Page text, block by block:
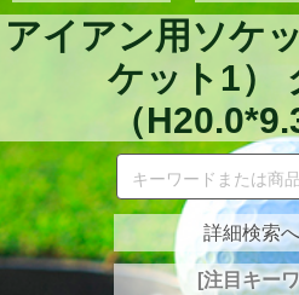
アイアン用ソケ
ケット1）
（
詳細検
[注目キー